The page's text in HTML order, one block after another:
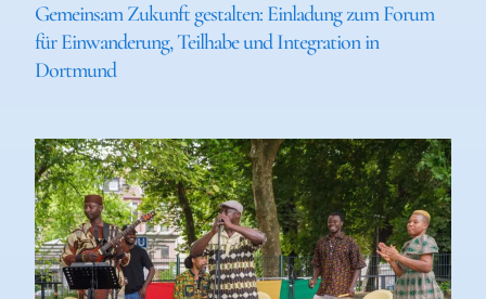
Gemeinsam Zukunft gestalten: Einladung zum Forum
für Einwanderung, Teilhabe und Integration in
Dortmund